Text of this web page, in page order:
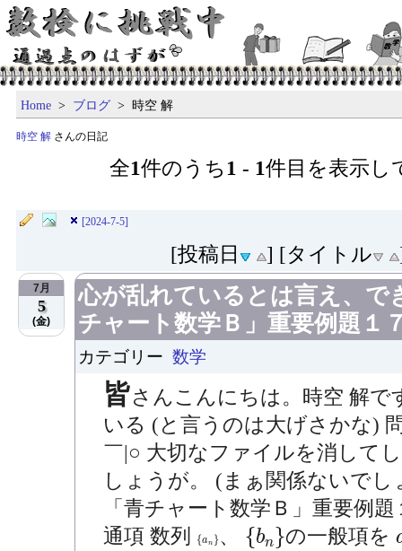
Home > ブログ > 時空 解
時空 解 さんの日記
全1件のうち1 - 1件目を表示し
[2024-7-5]
[投稿日 ] [タイトル
7月
5
(金)
心が乱れているとは言え、で
チャート数学Ｂ」重要例題１
カテゴリー 数学
皆さんこんにちは。時空 解で
いる (と言うのは大げさかな)
￣|○ 大切なファイルを消して
しょうが。 (まぁ関係ないで
「青チャート数学Ｂ」重要例
通項 数列
{an }
{ }、 {bn}
{b n} の一般項を